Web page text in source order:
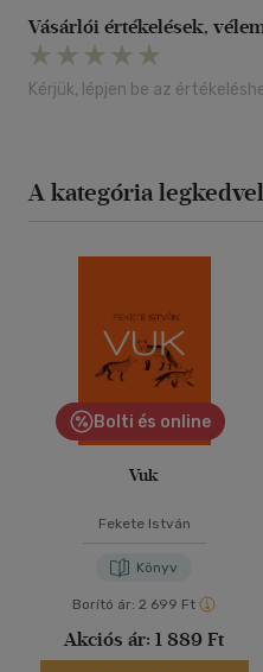
Vásárlói értékelések,
Kérjük, lépjen be az
A kategória
Bolti és online
Vuk
Fekete István
Könyv
Borító ár: 2 699 Ft
Akciós ár: 1 889 Ft